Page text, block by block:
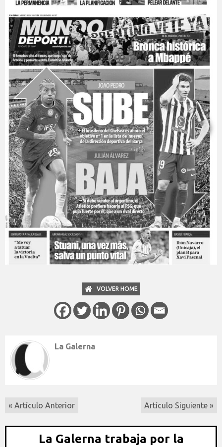
VOLVER HOME
La Galerna
« Artículo Anterior Artículo Siguiente »
La Galerna trabaja por la